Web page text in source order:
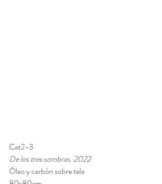
Cat2-3
De los tres sombras. 2022
Óleo y carbón sobre tela